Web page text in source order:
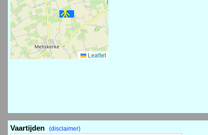
Leaflet
Vaartijden (disclaimer)